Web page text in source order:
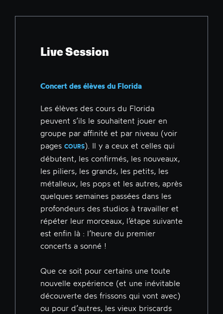
Live Session
Concert des élèves du Florida
Les élèves des cours du Florida
peuvent s’ils le souhaitent jouer en
groupe par affinité et par niveau (voir
pages COURS). Il y a ceux et celles qui
débutent, les confirmés, les nouveaux,
les piliers, les grands, les petits, les
métalleux, les pops et les autres, après
quelques semaines passées dans les
profondeurs des studios à travailler et
répéter leur morceaux, l’étape suivante
est enfin là : l’heure du premier
concerts a sonné !
Que ce soit pour certains une toute
nouvelle expérience (et une inévitable
découverte des frissons qui vont avec)
ou pour d’autres, les vieux briscards